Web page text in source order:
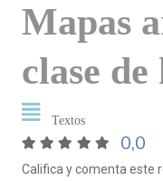
Mapas
clase
Textos
0,0
Califica y comenta este